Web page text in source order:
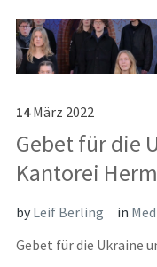
14 März 2022
Gebet für die
Kantorei
byLeif Berling in
Gebet für die Ukraine